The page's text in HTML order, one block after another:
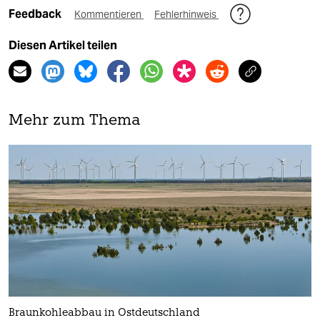
Feedback Kommentieren Fehlerhinweis
Diesen Artikel teilen
Mehr zum Thema
Braunkohleabbau in Ostdeutschland